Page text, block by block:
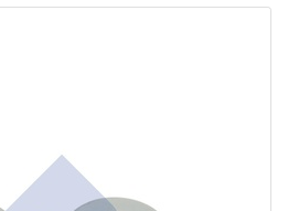
Axle Series|1970-2021